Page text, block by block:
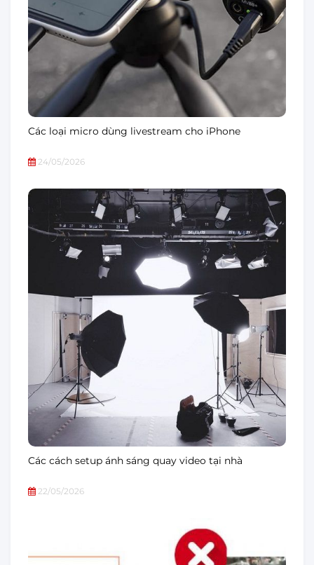
Các loại micro dùng livestream cho iPhone
24/05/2026
Các cách setup ánh sáng quay video tại nhà
22/05/2026